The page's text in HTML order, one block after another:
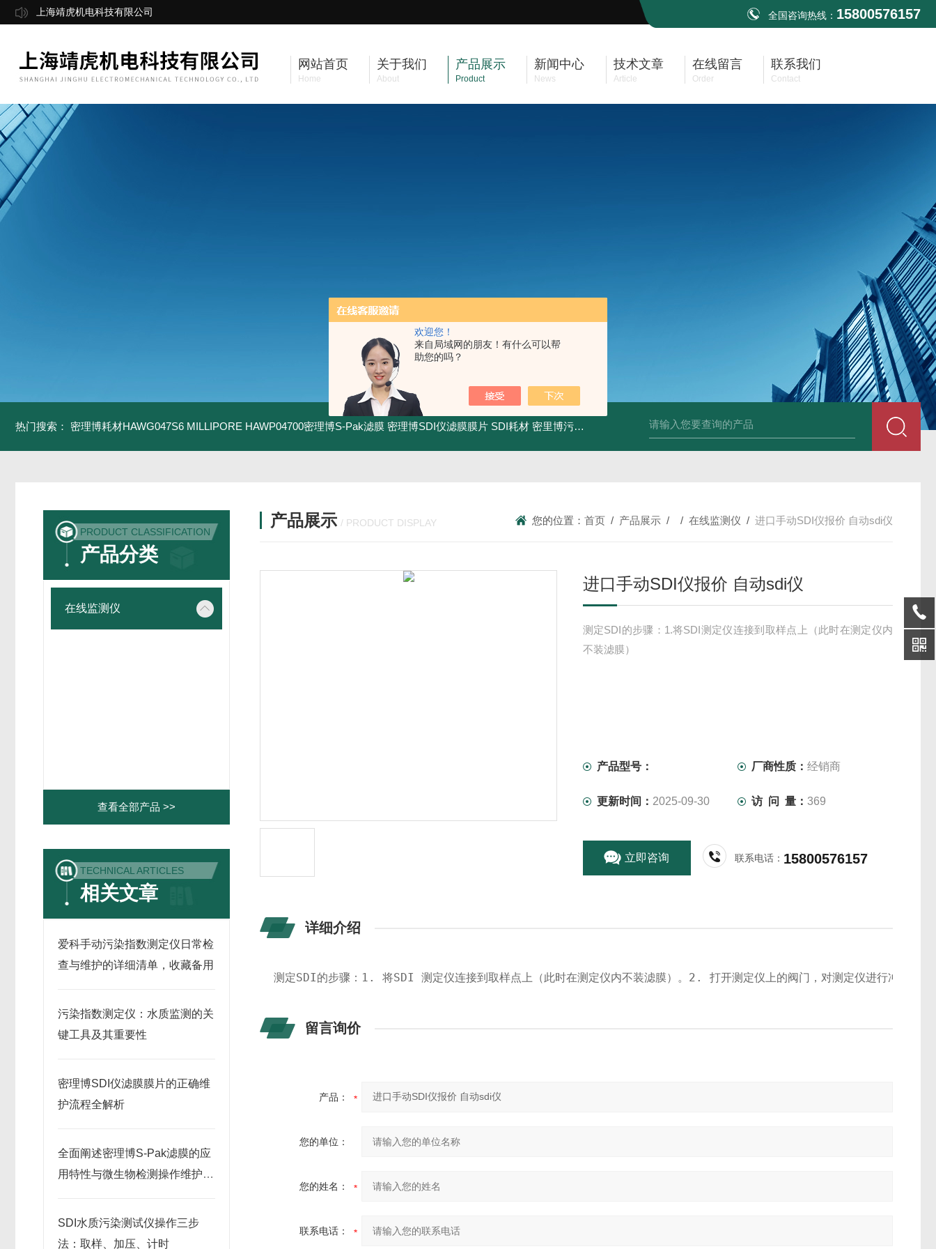
欢迎您！
来自局域网的朋友！有什么可以帮
助您的吗？
上海靖虎机电科技有限公司 全国咨询热线： 15800576157
网站首页
Home
关于我们
About
产品展示
Product
新闻中心
News
技术文章
Article
在线留言
Order
联系我们
Contact
热门搜索： 密理博耗材HAWG047S6 MILLIPORE HAWP04700密理博S-Pak滤膜 密理博SDI仪滤膜膜片 SDI耗材 密里博污染指数测定仪 全自动在线SDI仪 爱科污染指数测定仪 爱科手动污染指数测定仪
PRODUCT CLASSIFICATION
产品分类
在线监测仪
查看全部产品 >>
TECHNICAL ARTICLES
相关文章
爱科手动污染指数测定仪日常检
查与维护的详细清单，收藏备用
污染指数测定仪：水质监测的关
键工具及其重要性
密理博SDI仪滤膜膜片的正确维
护流程全解析
全面阐述密理博S-Pak滤膜的应
用特性与微生物检测操作维护指
SDI水质污染测试仪操作三步
法：取样、加压、计时
产品展示 / PRODUCT DISPLAY 您的位置： 首页 / 产品展示 / / 在线监测仪 / 进口手动SDI仪报价 自动sdi仪
进口手动SDI仪报价 自动sdi仪
测定SDI的步骤：1.将SDI测定仪连接到取样点上（此时在测定仪内
不装滤膜）
产品型号： 厂商性质：经销商
更新时间： 2025-09-30 访 问 量：369
立即咨询 联系电话： 15800576157
详细介绍
测定SDI的步骤：1. 将SDI 测定仪连接到取样点上（此时在测定仪内不装滤膜）。2. 打开测定仪上的阀门，对测定仪进行冲洗数
留言询价
产品：
您的单位：
您的姓名：
联系电话：